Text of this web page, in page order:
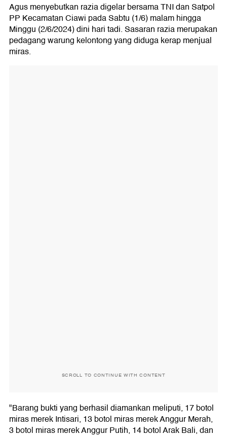
Agus menyebutkan razia digelar bersama TNI dan Satpol
PP Kecamatan Ciawi pada Sabtu (1/6) malam hingga
Minggu (2/6/2024) dini hari tadi. Sasaran razia merupakan
pedagang warung kelontong yang diduga kerap menjual
miras.
SCROLL TO CONTINUE WITH CONTENT
"Barang bukti yang berhasil diamankan meliputi, 17 botol
miras merek Intisari, 13 botol miras merek Anggur Merah,
3 botol miras merek Anggur Putih, 14 botol Arak Bali, dan